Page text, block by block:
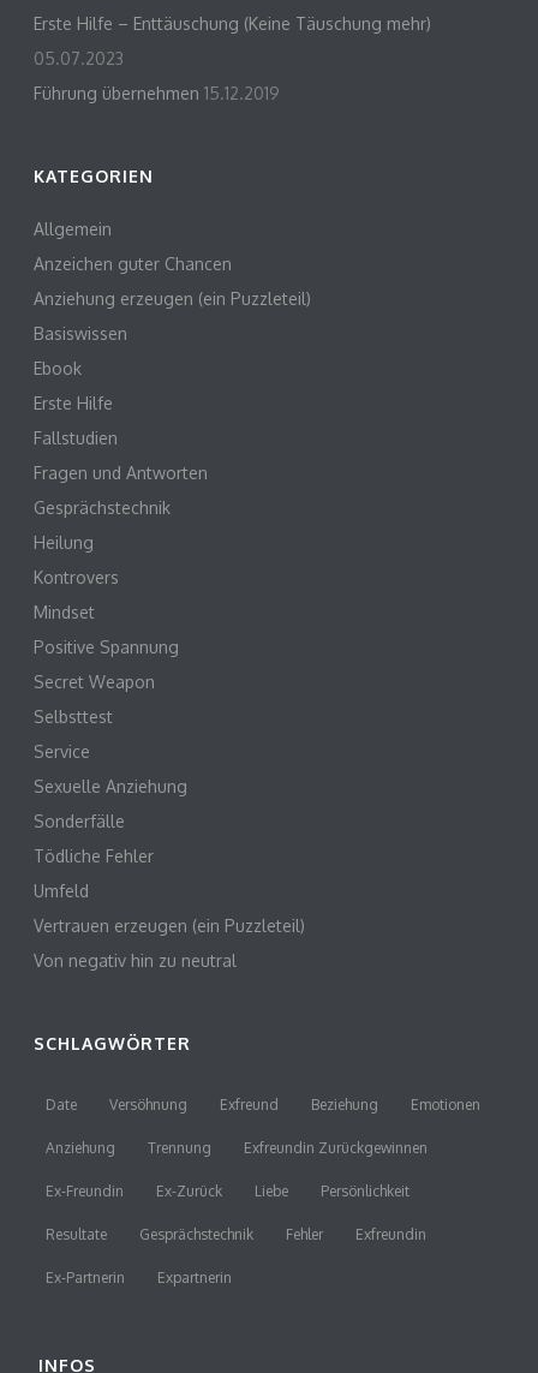
Erste Hilfe – Enttäuschung (Keine Täuschung mehr)
05.07.2023
Führung übernehmen 15.12.2019
KATEGORIEN
Allgemein
Anzeichen guter Chancen
Anziehung erzeugen (ein Puzzleteil)
Basiswissen
Ebook
Erste Hilfe
Fallstudien
Fragen und Antworten
Gesprächstechnik
Heilung
Kontrovers
Mindset
Positive Spannung
Secret Weapon
Selbsttest
Service
Sexuelle Anziehung
Sonderfälle
Tödliche Fehler
Umfeld
Vertrauen erzeugen (ein Puzzleteil)
Von negativ hin zu neutral
SCHLAGWÖRTER
Date Versöhnung Exfreund Beziehung Emotionen
Anziehung Trennung Exfreundin Zurückgewinnen
Ex-Freundin Ex-Zurück Liebe Persönlichkeit
Resultate Gesprächstechnik Fehler Exfreundin
Ex-Partnerin Expartnerin
INFOS